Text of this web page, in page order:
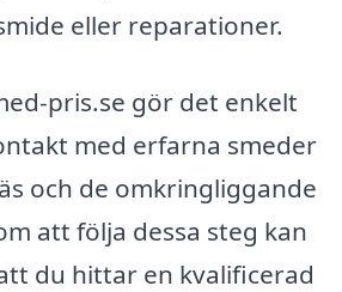
eller reparationer.
pris.se gör det enkelt
med erfarna smeder
och de omkringliggande
att följa dessa steg kan
du hittar en kvalificerad